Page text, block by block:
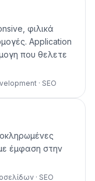
φιλικά
Application
που θελετε
· SEO
έμφαση στην
· SEO